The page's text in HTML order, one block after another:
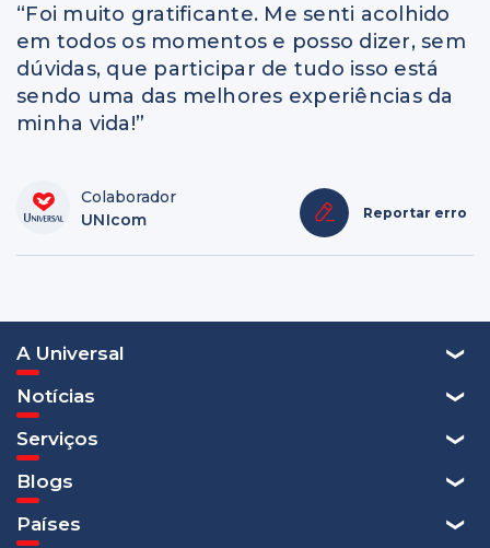
“Foi muito gratificante. Me senti acolhido
em todos os momentos e posso dizer, sem
dúvidas, que participar de tudo isso está
sendo uma das melhores experiências da
minha vida!”
Colaborador
UNIcom
Reportar erro
A Universal
Notícias
Serviços
Blogs
Países